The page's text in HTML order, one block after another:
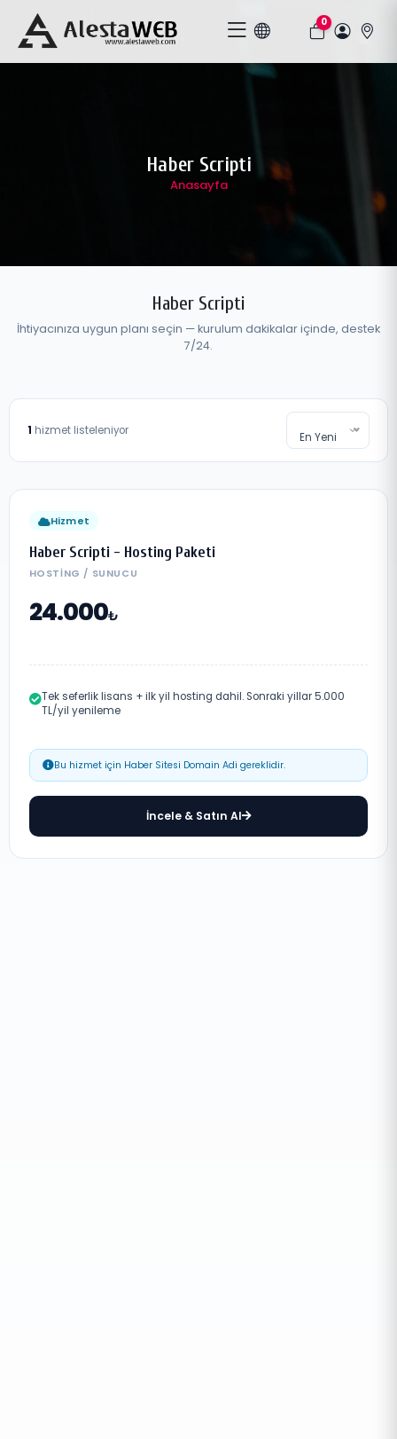
0
Haber Scripti
Anasayfa
Haber Scripti
İhtiyacınıza uygun planı seçin — kurulum dakikalar içinde, destek
7/24.
1 hizmet listeleniyor
En Yeni
Hizmet
Haber Scripti - Hosting Paketi
HOSTING / SUNUCU
24.000₺
Tek seferlik lisans + ilk yil hosting dahil. Sonraki yillar 5.000
TL/yil yenileme
Bu hizmet için Haber Sitesi Domain Adi gereklidir.
İncele & Satın Al